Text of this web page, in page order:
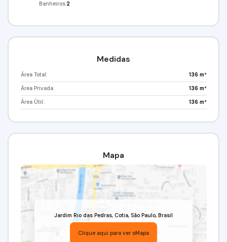
Banheiros:2
Medidas
Área Total: 136 m²
Área Privada: 136 m²
Área Útil: 136 m²
Mapa
Jardim Rio das Pedras, Cotia, São Paulo, Brasil
Clique aqui para ver oMapa